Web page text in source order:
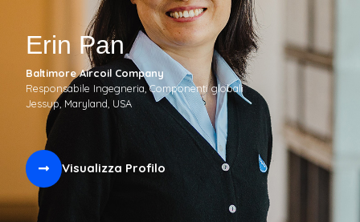
Erin Pan
Baltimore Aircoil Company
Responsabile Ingegneria, Componenti globali
Jessup, Maryland, USA
Visualizza Profilo